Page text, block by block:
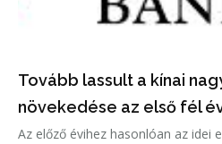
Tovább lassult a kínai
növekedése az első fél
Az előző évihez hasonlóan az idei